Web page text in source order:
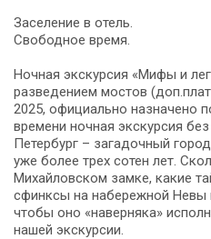
Заселение в отель.
Свободное время.
Ночная экскурсия «Мифы и
разведением мостов
2025, официально назначено
времени ночная экскурсия
Петербург – загадочный
уже более трех сотен лет.
Михайловском замке, какие
сфинксы на набережной Невы
чтобы оно «наверняка»
нашей экскурсии.